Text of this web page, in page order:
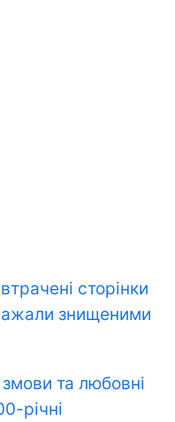
сторінки
знищеними
та любовні
річні